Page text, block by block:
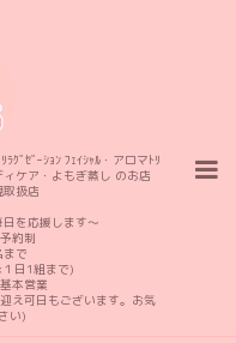
ｸﾞｾﾞｰｼｮﾝ ﾌｪｲｼｬﾙ・アロマﾄﾘ
ケア・よもぎ蒸し のお店
扱店
を応援します〜
約制
まで
日1組まで)
本営業
え可日もございます。お気
い)